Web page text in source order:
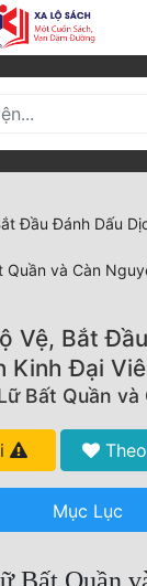
Đầu Đánh Dấu
Quần và Càn
Vệ, Bắt
Kinh Đại
Bất Quần và
Mục Lục